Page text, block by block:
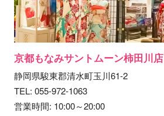
京都もなみサントムーン柿田川店
静岡県駿東郡清水町玉川61-2
TEL: 055-972-1063
営業時間: 10:00～20:00